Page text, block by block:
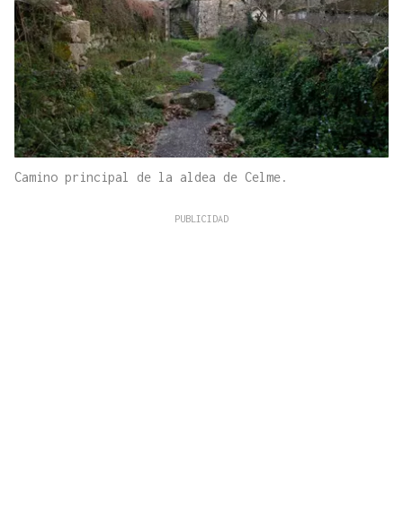
Camino principal de la aldea de Celme.